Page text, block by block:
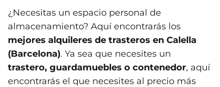
¿Necesitas un espacio personal de
almacenamiento? Aquí encontrarás los
mejores alquileres de trasteros en Calella
(Barcelona). Ya sea que necesites un
trastero, guardamuebles o contenedor, aquí
encontrarás el que necesites al precio más